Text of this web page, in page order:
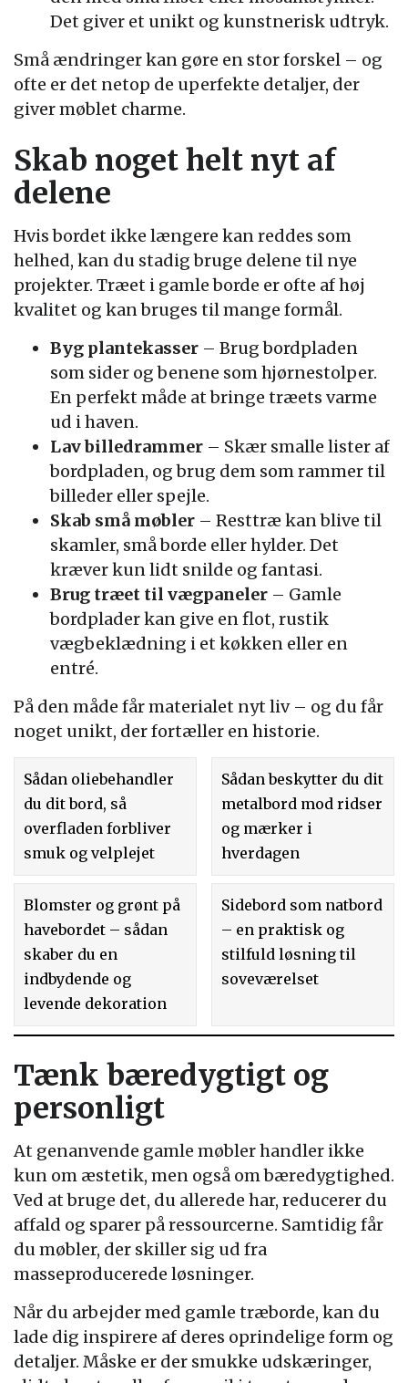
Det giver et unikt og kunstnerisk udtryk.
Små ændringer kan gøre en stor forskel – og
ofte er det netop de uperfekte detaljer, der
giver møblet charme.
Skab noget helt nyt af
delene
Hvis bordet ikke længere kan reddes som
helhed, kan du stadig bruge delene til nye
projekter. Træet i gamle borde er ofte af høj
kvalitet og kan bruges til mange formål.
Byg plantekasser – Brug bordpladen
som sider og benene som hjørnestolper.
En perfekt måde at bringe træets varme
ud i haven.
Lav billedrammer – Skær smalle lister af
bordpladen, og brug dem som rammer til
billeder eller spejle.
Skab små møbler – Resttræ kan blive til
skamler, små borde eller hylder. Det
kræver kun lidt snilde og fantasi.
Brug træet til vægpaneler – Gamle
bordplader kan give en flot, rustik
vægbeklædning i et køkken eller en
entré.
På den måde får materialet nyt liv – og du får
noget unikt, der fortæller en historie.
Sådan oliebehandler
du dit bord, så
overfladen forbliver
smuk og velplejet
Sådan beskytter du dit
metalbord mod ridser
og mærker i
hverdagen
Blomster og grønt på
havebordet – sådan
skaber du en
indbydende og
levende dekoration
Sidebord som natbord
– en praktisk og
stilfuld løsning til
soveværelset
Tænk bæredygtigt og
personligt
At genanvende gamle møbler handler ikke
kun om æstetik, men også om bæredygtighed.
Ved at bruge det, du allerede har, reducerer du
affald og sparer på ressourcerne. Samtidig får
du møbler, der skiller sig ud fra
masseproducerede løsninger.
Når du arbejder med gamle træborde, kan du
lade dig inspirere af deres oprindelige form og
detaljer. Måske er der smukke udskæringer,